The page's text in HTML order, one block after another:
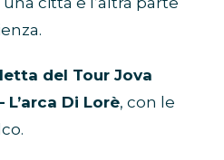
del Tour Jova
L’arca Di Lorè, con le